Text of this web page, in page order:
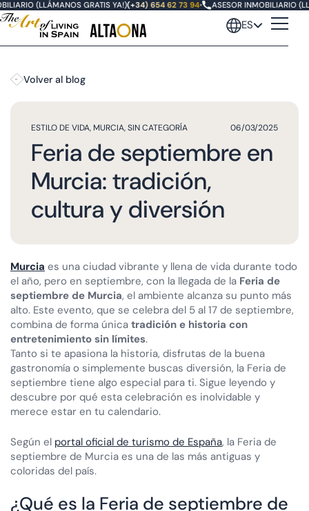
(LLÁMANOS GRATIS YA!)(+34) 654 62 73 94• ASESOR INMOBILIARIO
ES
Volver al blog
ESTILO DE VIDA, MURCIA,SIN CATEGORÍA 06/03/2025
Feria de septiembre en
Murcia: tradición,
cultura y diversión
Murcia es una ciudad vibrante y llena de vida durante todo
el año, pero en septiembre, con la llegada de la Feria de
septiembre de Murcia, el ambiente alcanza su punto más
alto. Este evento, que se celebra del 5 al 17 de septiembre,
combina de forma única tradición e historia con
entretenimiento sin límites.
Tanto si te apasiona la historia, disfrutas de la buena
gastronomía o simplemente buscas diversión, la Feria de
septiembre tiene algo especial para ti. Sigue leyendo y
descubre por qué esta celebración es inolvidable y
merece estar en tu calendario.
Según el portal oficial de turismo de España, la Feria de
septiembre de Murcia es una de las más antiguas y
coloridas del país.
¿Qué es la Feria de septiembre de